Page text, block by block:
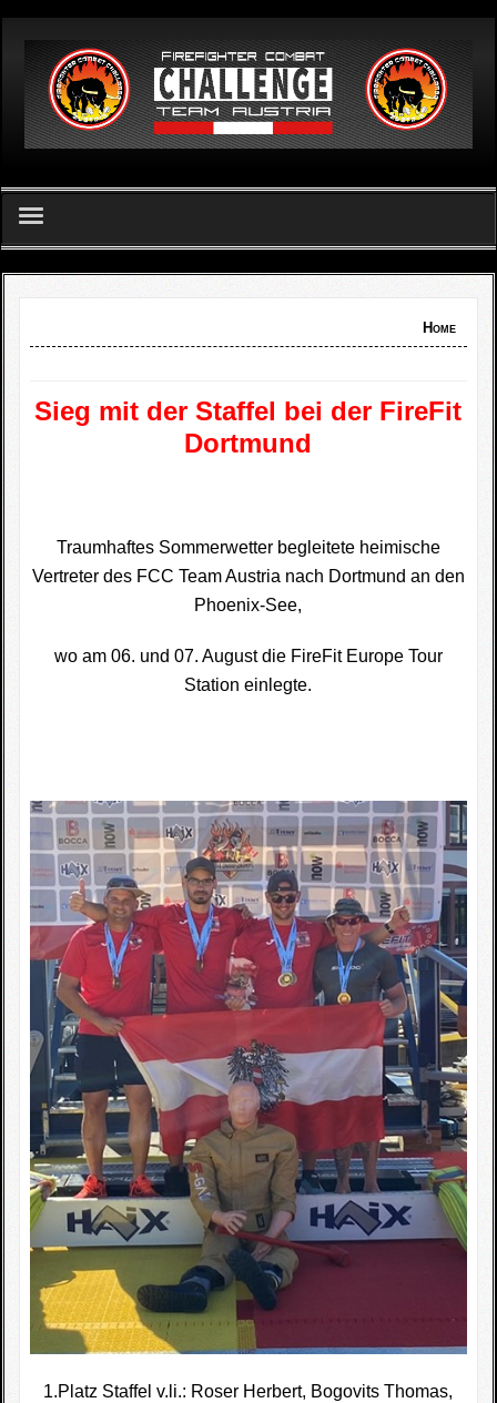
Home
FCC Apetlon 2026
Wettkampfkalender
Home
Sieg mit der Staffel bei der FireFit
Dortmund
Traumhaftes Sommerwetter begleitete heimische
Vertreter des FCC Team Austria nach Dortmund an den
Phoenix-See,
wo am 06. und 07. August die FireFit Europe Tour
Station einlegte.
1.Platz Staffel v.li.: Roser Herbert, Bogovits Thomas,